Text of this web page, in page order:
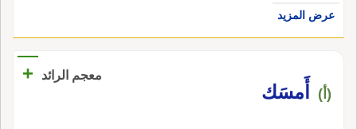
عرض المزيد
معجم الرائد +
(أ) أَمسَك